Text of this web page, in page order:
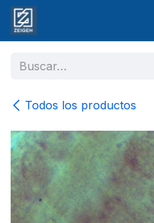
Ir al contenido
Todos los productos